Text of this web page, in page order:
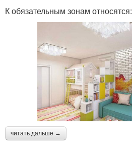
К обязательным зонам относятся:
читать дальше →